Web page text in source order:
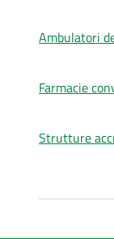
Ambulatori
Farmacie
Strutture